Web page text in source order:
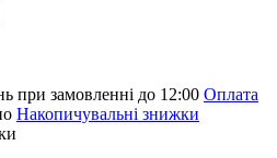
при замовленні до 12:00 Оплата
Накопичувальні знижки